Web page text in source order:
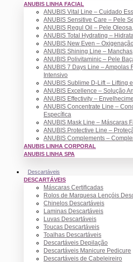
ANUBIS LINHA FACIAL
ANUBIS Vital Line – Cuidado
ANUBIS Sensitive Care – Pele
ANUBIS Regul Oil – Pele
ANUBIS Total Hydrating –
ANUBIS New Even –
ANUBIS Shining Line –
ANUBIS Polivitaminic – Pele
ANUBIS 7 Days Line – Ampolas
Intensivo
ANUBIS Sublime D-Lift – Lifting
ANUBIS Excellence – Solução
ANUBIS Effectivity –
ANUBIS Concentrate Line –
Específica
ANUBIS Mask Line – Máscaras
ANUBIS Protective Line –
ANUBIS Complements –
ANUBIS LINHA CORPORAL
ANUBIS LINHA SPA
Descartáveis
DESCARTÁVEIS
Máscaras Certificadas
Rolos de Marquesa Lençóis
Chinelos Descartáveis
Laminas Descartáveis
Luvas Descartáveis
Toucas Descartáveis
Toalhas Descartáveis
Descartáveis Depilação
Descartáveis Manicure Pedicure
Descartáveis de Cabeleireiro